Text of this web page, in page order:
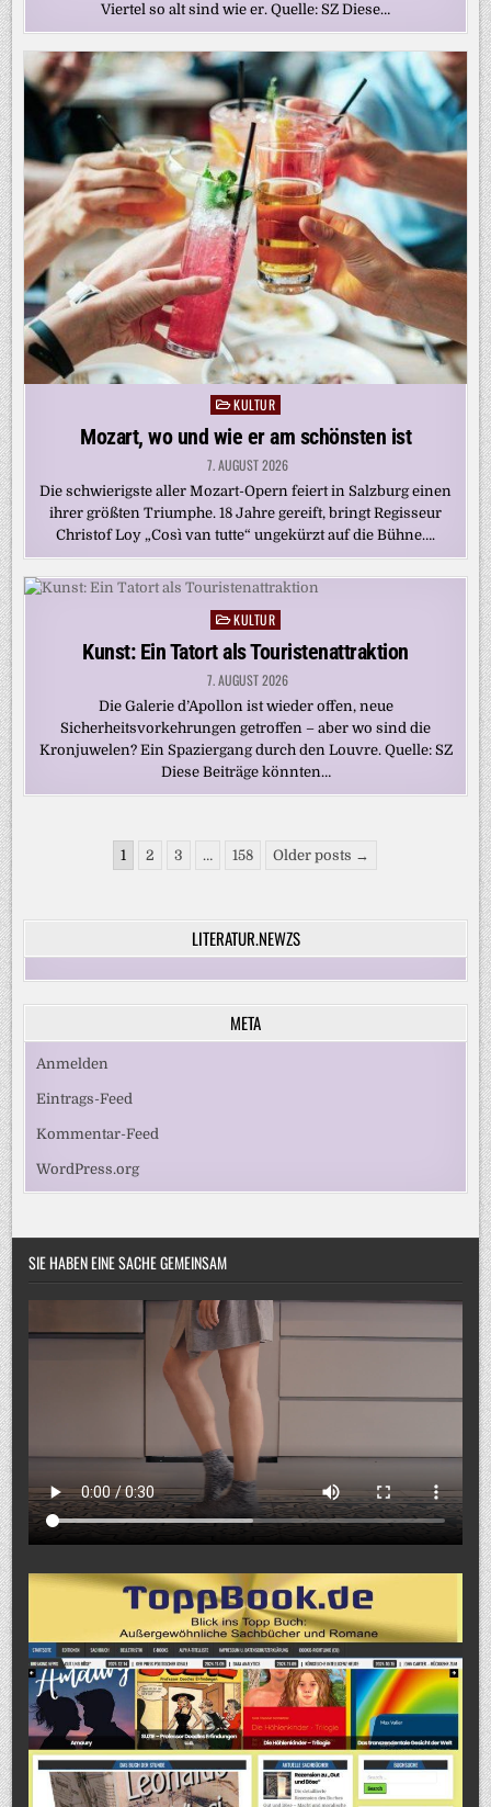
Viertel so alt sind wie er. Quelle: SZ Diese…
PostedKULTUR
Mozart, wo und wie er am schönsten ist
7. AUGUST 2026
Die schwierigste aller Mozart-Opern feiert in Salzburg einen
ihrer größten Triumphe. 18 Jahre gereift, bringt Regisseur
Christof Loy „Così van tutte“ ungekürzt auf die Bühne….
Posted
in
KULTUR
Kunst: Ein Tatort als Touristenattraktion
7. AUGUST 2026
Die Galerie d’Apollon ist wieder offen, neue
Sicherheitsvorkehrungen getroffen – aber wo sind die
Kronjuwelen? Ein Spaziergang durch den Louvre. Quelle: SZ
Diese Beiträge könnten…
Seitennummerierung
Beiträge
1 2 3 … 158 Older posts →
LITERATUR.NEWZS
META
Anmelden
Eintrags-Feed
Kommentar-Feed
WordPress.org
SIE HABEN EINE SACHE GEMEINSAM